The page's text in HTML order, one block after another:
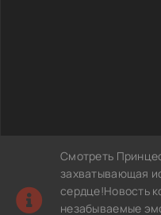
Смотреть
захватывающая
сердце!Новость
незабываемые